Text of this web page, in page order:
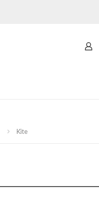
Kite